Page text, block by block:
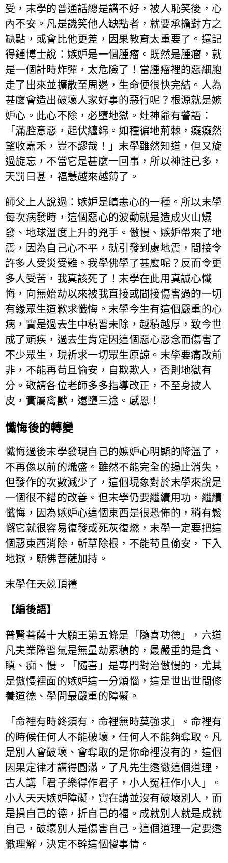
受，末學的普通話總是講不好，被人恥笑後，心
內不安。凡是譏笑他人缺點者，就要承擔對方之
缺點，或會比他更差，因果教育太重要了。還記
得鍾博士說：嫉妒是一個腫瘤。既然是腫瘤，就
是一個計時炸彈，太危險了！當腫瘤裡的惡細胞
走了出來並擴散至周邊，生命便很快完結。人為
甚麼會造出破壞人家好事的惡行呢？根源就是嫉
妒心。此心不除，必墮地獄。灶神爺有警語：
「滿腔意惡，起伏纏綿。如種徧地荊棘，癡癡然
望收嘉禾，豈不謬哉！」末學雖然知道，但又旋
過旋忘，不當它是甚麼一回事，所以神註已多，
天罰日甚，福慧越來越薄了。
師父上人說過：嫉妒是瞋恚心的一種。所以末學
每次病發時，這個惡心的波動就是造成火山爆
發、地球溫度上升的兇手。傲慢、嫉妒帶來了地
震，因為自己心不平，就引發到處地震，間接令
許多人受災受難。我學佛學了甚麼呢？反而令更
多人受苦，我真該死了！末學在此用真誠心懺
悔，向無始劫以來被我直接或間接傷害過的一切
有緣眾生道歉求懺悔。末學今生有這個嚴重的心
病，實是過去生中積習未除，越積越厚，致今世
成了頑疾，過去生肯定因這個惡心惡念而傷害了
不少眾生，現祈求一切眾生原諒。末學要痛改前
非，不能再苟且偷安，自欺欺人，否則地獄有
分。敬請各位老師多多指導改正，不至身披人
皮，實屬禽獸，還墮三途。感恩！
懺悔後的轉變
懺悔過後末學發現自己的嫉妒心明顯的降溫了，
不再像以前的熾盛。雖然不能完全的遏止消失，
但發作的次數減少了，這個現象對於末學來說是
一個很不錯的改善。但末學仍要繼續用功，繼續
懺悔，因為嫉妒心這個東西是很恐佈的，稍有鬆
懈它就很容易復發或死灰復燃，末學一定要把這
個惡東西消除，斬草除根，不能苟且偷安，下入
地獄，願佛菩薩加持。
末學任天競頂禮
【編後語】
普賢菩薩十大願王第五條是「隨喜功德」，六道
凡夫業障習氣是無量劫累積的，最嚴重的是貪、
瞋、痴、慢。「隨喜」是專門對治傲慢的，尤其
是傲慢裡面的嫉妒這一分煩惱，這是世出世間修
養道德、學問最嚴重的障礙。
「命裡有時終須有，命裡無時莫強求」。命裡有
的時候任何人不能破壞，任何人不能夠奪取。凡
是別人會破壞、會奪取的是你命裡沒有的，這個
因果定律才講得圓滿。了凡先生透徹這個道理，
古人講「君子樂得作君子，小人冤枉作小人」。
小人天天嫉妒障礙，實在講並沒有破壞別人，而
是損自己的德，折自己的福。成就別人就是成就
自己，破壞別人是傷害自己。這個道理一定要透
徹理解，決定不幹這個傻事情。